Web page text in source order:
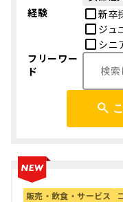
経験
新卒
ジュ
シニ
フリーワー
ド
販売・飲食・サービス